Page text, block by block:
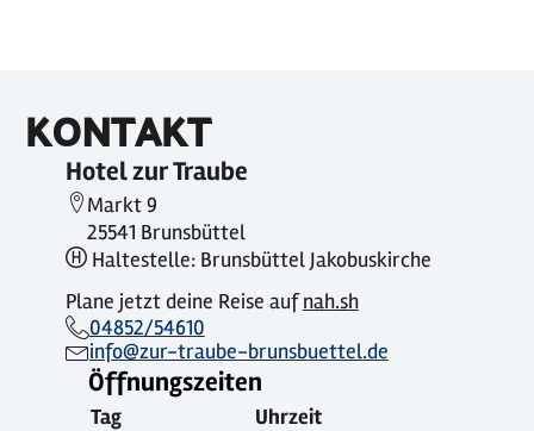
KONTAKT
Hotel zur Traube
Markt 9
25541 Brunsbüttel
Haltestelle: Brunsbüttel Jakobuskirche
Plane jetzt deine Reise aufnah.sh
04852/54610
info@zur-traube-brunsbuettel.de
Öffnungszeiten
Tag Uhrzeit